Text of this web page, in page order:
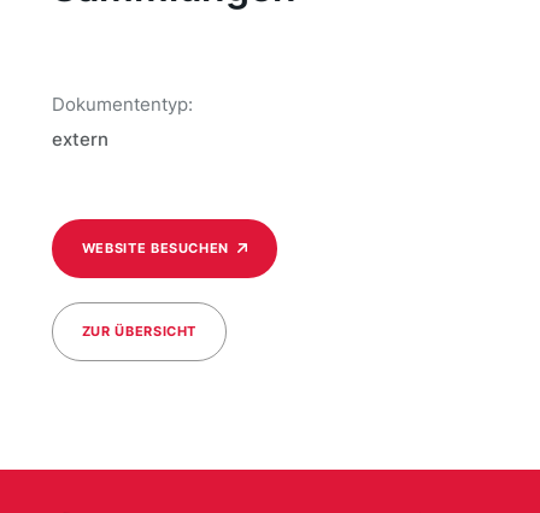
Dokumententyp:
extern
WEBSITE BESUCHEN
ZUR ÜBERSICHT